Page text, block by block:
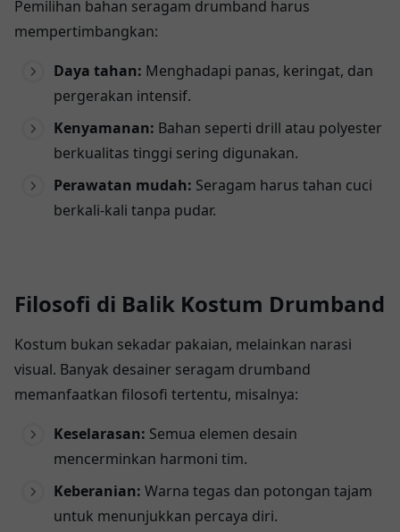
Pemilihan bahan seragam drumband harus
mempertimbangkan:
Daya tahan: Menghadapi panas, keringat, dan
pergerakan intensif.
Kenyamanan: Bahan seperti drill atau polyester
berkualitas tinggi sering digunakan.
Perawatan mudah: Seragam harus tahan cuci
berkali-kali tanpa pudar.
Filosofi di Balik Kostum Drumband
Kostum bukan sekadar pakaian, melainkan narasi
visual. Banyak desainer seragam drumband
memanfaatkan filosofi tertentu, misalnya:
Keselarasan: Semua elemen desain
mencerminkan harmoni tim.
Keberanian: Warna tegas dan potongan tajam
untuk menunjukkan percaya diri.